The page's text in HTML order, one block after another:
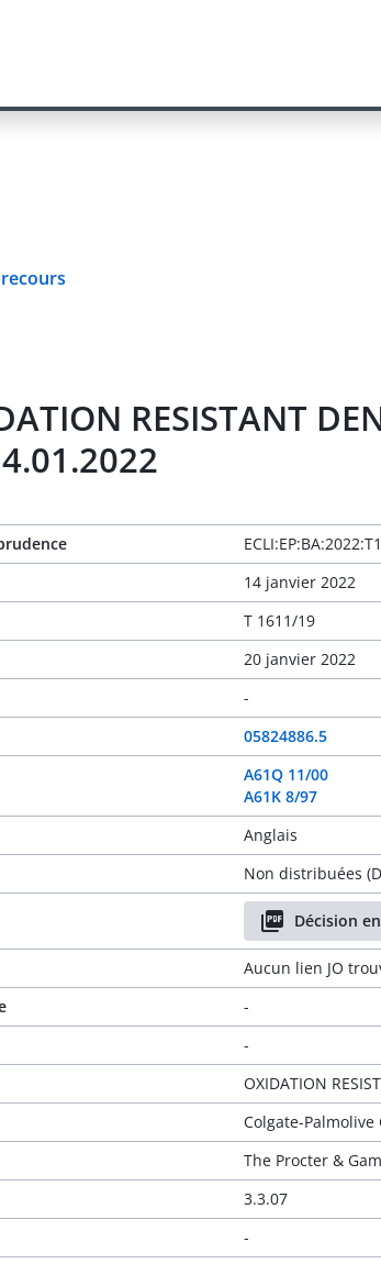
RESISTANT
14 janvier 2022
T 1611/19
20 janvier 2022
-
05824886.5
A61Q 11/00
A61K 8/97
Anglais
Non distribuées
Décision
Aucun lien JO
-
-
OXIDATION
Colgate-Palmolive
The Procter &
3.3.07
-